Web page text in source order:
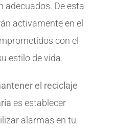
adecuados. De esta
activamente en el
con el
estilo de vida.
el reciclaje
es establecer
alarmas en tu